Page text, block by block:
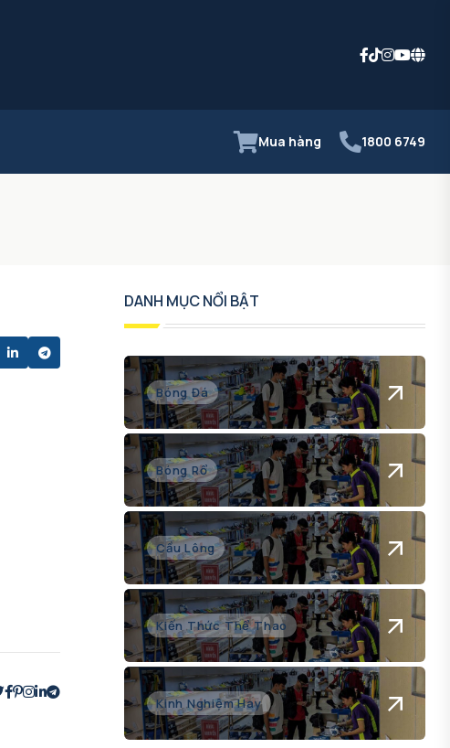
Mua hàng 1800 6749
DANH MỤC NỔI BẬT
Bóng Đá
Bóng Rổ
Cầu Lông
Kiến Thức Thể Thao
Kinh Nghiệm Hay